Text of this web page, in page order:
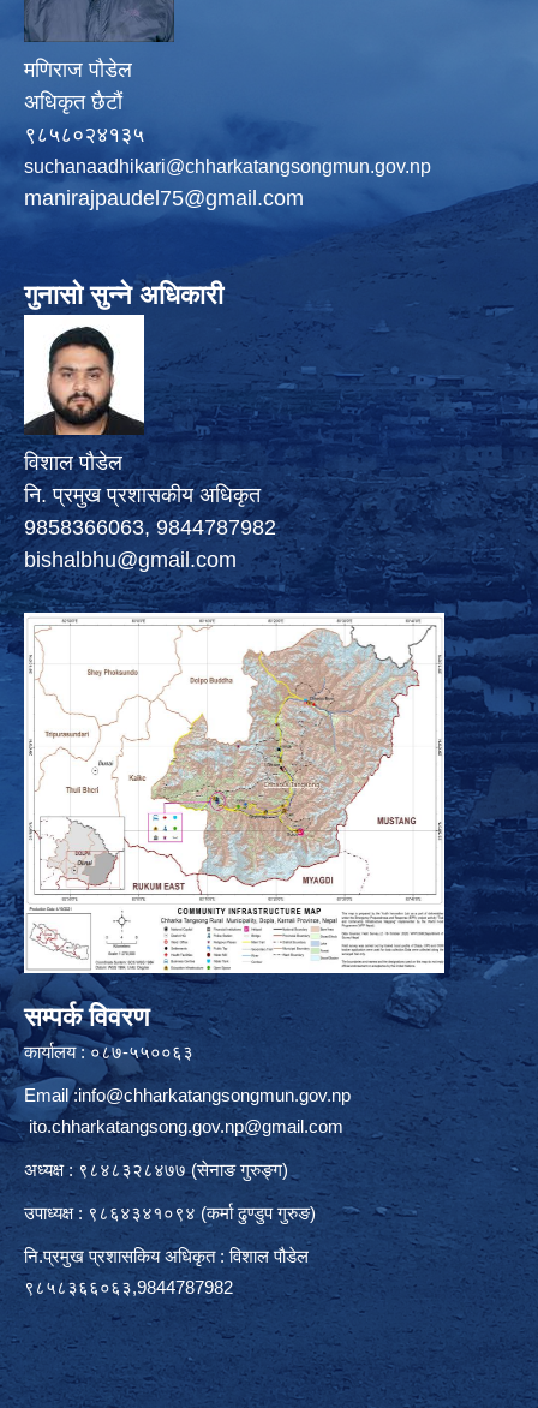
मणिराज पौडेल
अधिकृत छैटौं
९८५८०२४१३५
suchanaadhikari@chharkatangsongmun.gov.np
manirajpaudel75@gmail.com
गुनासो सुन्ने अधिकारी
विशाल पौडेल
नि. प्रमुख प्रशासकीय अधिकृत
9858366063, 9844787982
bishalbhu@gmail.com
सम्पर्क विवरण
कार्यालय : ०८७-५५००६३
Email :info@chharkatangsongmun.gov.np
ito.chharkatangsong.gov.np@gmail.com
अध्यक्ष : ९८४८३२८४७७ (सेनाङ गुरुङ्ग)
उपाध्यक्ष : ९८६४३४१०९४ (कर्मा ढुण्डुप गुरुङ)
नि.प्रमुख प्रशासकिय अधिकृत : विशाल पौडेल
९८५८३६६०६३,9844787982